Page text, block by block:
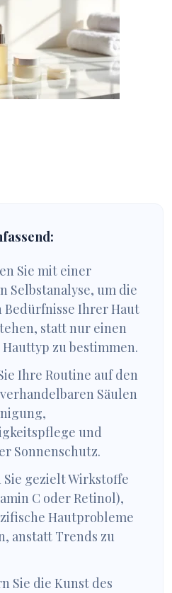
Sie mit einer
Selbstanalyse, um die
Bedürfnisse Ihrer Haut
statt nur einen
zu bestimmen.
Ihre Routine auf den
Säulen
und
Sonnenschutz.
Sie gezielt Wirkstoffe
C oder Retinol),
Hautprobleme
anstatt Trends zu
Sie die Kunst des